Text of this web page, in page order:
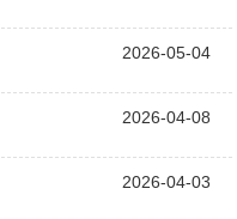
2026-05-04
2026-04-08
2026-04-03